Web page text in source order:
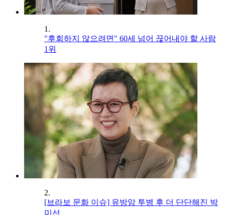
1.
"후회하지 않으려면" 60세 넘어 끊어내야 할 사람
1위
2.
[브라보 문화 이슈] 유방암 투병 후 더 단단해진 박
미선